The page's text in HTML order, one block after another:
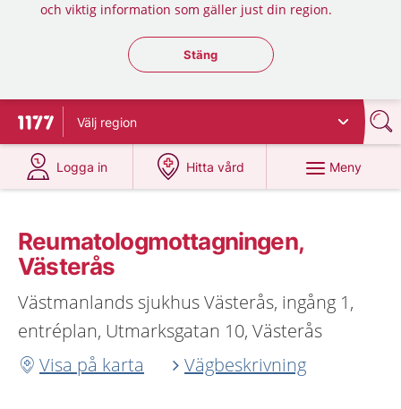
och viktig information som gäller just din region.
Stäng regionsväljaren
Stäng
Till startsidan för 1177
Välj region
Logga in
på 1177.se
Hitta vård
på 1177.se
Meny
Reumatologmottagningen,
Västerås
Västmanlands sjukhus Västerås, ingång 1,
entréplan, Utmarksgatan 10, Västerås
Visa på karta
Vägbeskrivning